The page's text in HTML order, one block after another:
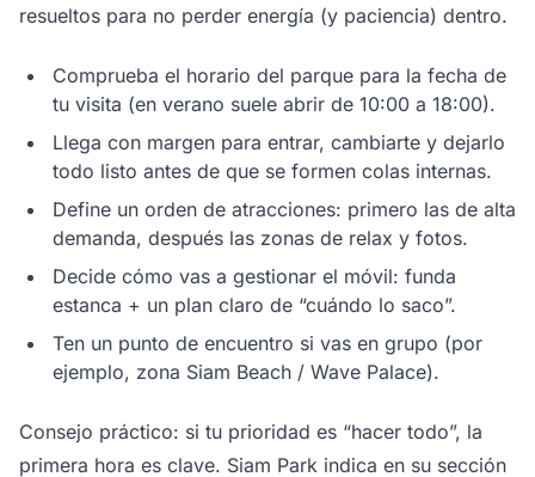
resueltos para no perder energía (y paciencia) dentro.
Comprueba el horario del parque para la fecha de
tu visita (en verano suele abrir de 10:00 a 18:00).
Llega con margen para entrar, cambiarte y dejarlo
todo listo antes de que se formen colas internas.
Define un orden de atracciones: primero las de alta
demanda, después las zonas de relax y fotos.
Decide cómo vas a gestionar el móvil: funda
estanca + un plan claro de “cuándo lo saco”.
Ten un punto de encuentro si vas en grupo (por
ejemplo, zona Siam Beach / Wave Palace).
Consejo práctico: si tu prioridad es “hacer todo”, la
primera hora es clave. Siam Park indica en su sección